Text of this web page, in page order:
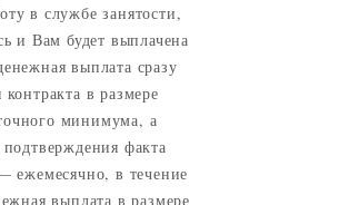
в службе занятости,
и Вам будет выплачена
выплата сразу
в размере
минимума, а
факта
ежемесячно, в течение
выплата в размере